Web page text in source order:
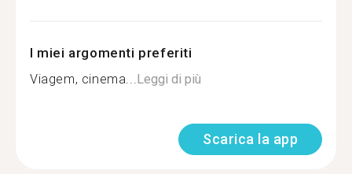
I miei argomenti preferiti
Viagem, cinema...Leggi di più
Scarica la app